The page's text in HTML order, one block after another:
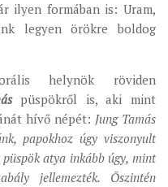
ilyen formában is: Uram,
legyen örökre boldog
helynök röviden
püspökről is, aki mint
hívő népét: Jung Tamás
papokhoz úgy viszonyult
atya inkább úgy, mint
jellemezték. Őszintén